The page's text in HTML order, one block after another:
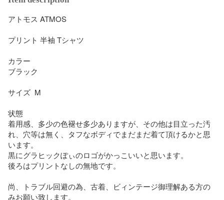
アトモス ATMOS
プリント 半袖 Tシャツ
カラー
ブラック
サイズ  M
状態
着用感、多少の色褪せ多少ありますが、その他は目立った汚
れ、穴等は無く、タフなボディでまだまだ着て頂けるかと思
います。
黒にグラヒックぽぃのロゴがかっこいいと思います。
後ろはプリントなしの無地です。
尚、トラブル回避の為、古着、ビィンテージ御理解ある方の
みお願い致します。